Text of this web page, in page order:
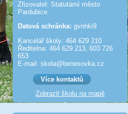
Zřizovatel: Statutární město
Pardubice
Datová schránka: gvnhki9
Kancelář školy: 464 629 210
Ředitelna: 464 629 213, 603 726
653
E-mail: skola@benesov­ka.cz
Více kontaktů
Zobrazit školu na mapě